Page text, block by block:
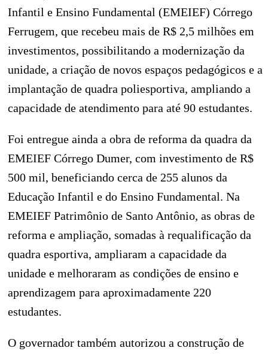
Infantil e Ensino Fundamental (EMEIEF) Córrego
Ferrugem, que recebeu mais de R$ 2,5 milhões em
investimentos, possibilitando a modernização da
unidade, a criação de novos espaços pedagógicos e a
implantação de quadra poliesportiva, ampliando a
capacidade de atendimento para até 90 estudantes.
Foi entregue ainda a obra de reforma da quadra da
EMEIEF Córrego Dumer, com investimento de R$
500 mil, beneficiando cerca de 255 alunos da
Educação Infantil e do Ensino Fundamental. Na
EMEIEF Patrimônio de Santo Antônio, as obras de
reforma e ampliação, somadas à requalificação da
quadra esportiva, ampliaram a capacidade da
unidade e melhoraram as condições de ensino e
aprendizagem para aproximadamente 220
estudantes.
O governador também autorizou a construção de